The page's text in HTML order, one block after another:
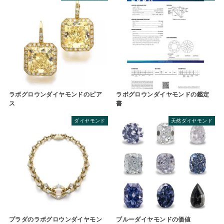
ラボグロウンダイヤモンドのピア
ス
ラボグロウンダイヤモンドの鑑定
書
ダイヤモンド
プラダのラボグロウンダイヤモン
天然ダイヤモンド
ブルーダイヤモンドの価値